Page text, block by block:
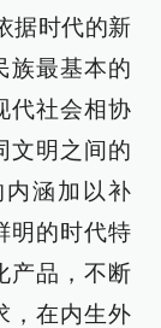
据时代的新
族最基本的
代社会相协
文明之间的
涵加以补
明的时代特
产品，不断
，在内生外